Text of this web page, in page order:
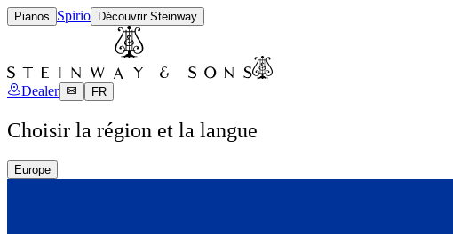
Pianos Spirio Découvrir Steinway
Dealer FR
Choisir la région et la langue
Europe